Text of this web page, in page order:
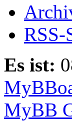
RSS-
Es ist:
MyBB